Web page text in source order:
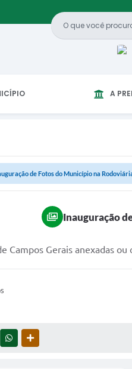
A
de Fotos do Município na
Inauguração
Campos Gerais anexadas ou
WHATSAPP